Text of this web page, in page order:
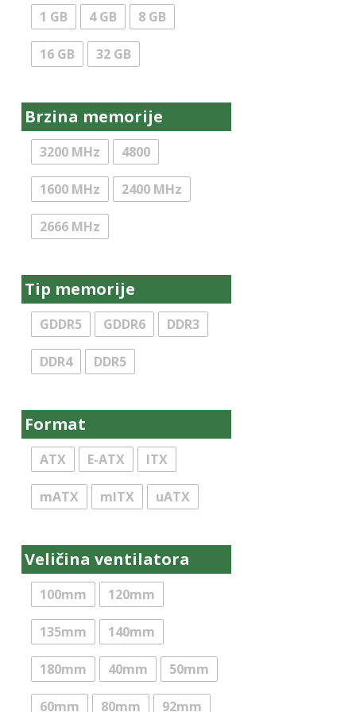
Kolink
LC Power
LG
LogiLink
Logitech
Marvo
Maxell
MaxLine
Microsoft
MS
NaviaTec
NZXT
Pentax
Philips
Picun
PNY
Prestigio
Raijintek
Rampage
Rapoo
Raptor
Razer
1 GB 4 GB 8 GB
16 GB 32 GB
Brzina memorije
3200 MHz 4800
1600 MHz 2400 MHz
2666 MHz
Tip memorije
GDDR5 GDDR6 DDR3
DDR4 DDR5
Format
ATX E-ATX ITX
mATX mITX uATX
Veličina ventilatora
100mm 120mm
135mm 140mm
180mm 40mm 50mm
60mm 80mm 92mm